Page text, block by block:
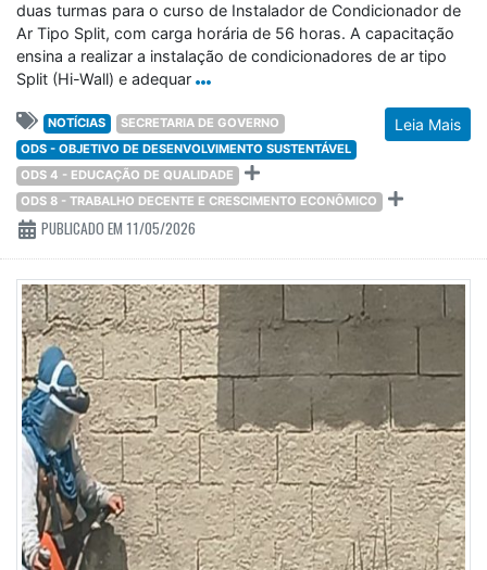
duas turmas para o curso de Instalador de Condicionador de
Ar Tipo Split, com carga horária de 56 horas. A capacitação
ensina a realizar a instalação de condicionadores de ar tipo
Split (Hi-Wall) e adequar
Leia Mais
NOTÍCIAS
SECRETARIA DE GOVERNO
ODS - OBJETIVO DE DESENVOLVIMENTO SUSTENTÁVEL
ODS 4 - EDUCAÇÃO DE QUALIDADE
ODS 8 - TRABALHO DECENTE E CRESCIMENTO ECONÔMICO
PUBLICADO EM 11/05/2026